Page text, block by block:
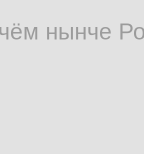
нынче